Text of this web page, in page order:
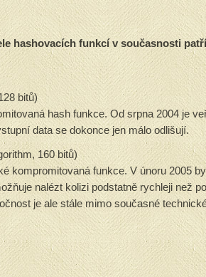
hashovacích funkcí v současnosti patří
bitů)
hash funkce. Od srpna 2004 je
data se dokonce jen málo odlišují.
160 bitů)
kompromitovaná funkce. V únoru 2005
nalézt kolizi podstatně rychleji než
je ale stále mimo současné